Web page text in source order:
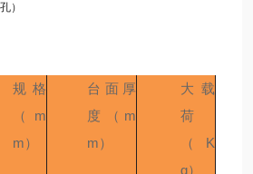
）
规格
（m
m）
台面厚
度（m
m）
大载
荷
（K
g）